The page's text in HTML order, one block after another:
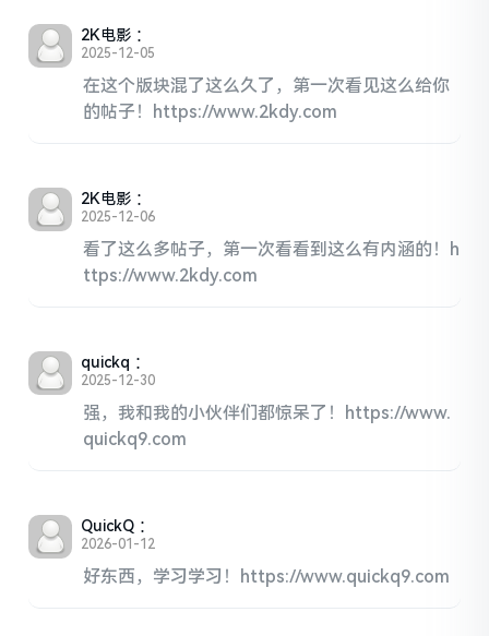
2K电影 ：
2025-12-05
在这个版块混了这么久了，第一次看见这么给你
的帖子！https://www.2kdy.com
2K电影 ：
2025-12-06
看了这么多帖子，第一次看看到这么有内涵的！h
ttps://www.2kdy.com
quickq ：
2025-12-30
强，我和我的小伙伴们都惊呆了！https://www.
quickq9.com
QuickQ ：
2026-01-12
好东西，学习学习！https://www.quickq9.com